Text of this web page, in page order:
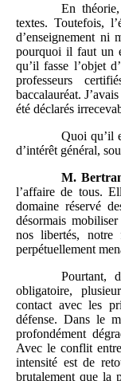
En
textes. Toutefois,
d’enseignement ni
pourquoi il faut un
qu’il fasse l’objet
professeurs
baccalauréat.
été déclarés
Quoi qu’il
d’intérêt général,
M.
l’affaire de tous.
domaine réservé
désormais
nos libertés,
perpétuellement
Pourtant,
obligatoire,
contact avec les
défense. Dans le
profondément
Avec le conflit
intensité est de
brutalement que la